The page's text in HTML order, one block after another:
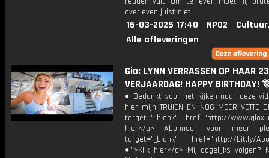
overleven juist niet.
16-03-2025 17:40 NPO2
Alle afleveringen
Gio: LYNN VERRASSEN OP HAAR
VERJAARDAG! HAPPY BIRTHDAY!
♦ Bedankt voor het kijken naar deze
hier mijn TRUIEN EN NOG MEER VETTE
target="_blank" href="http://
hier</a> Abonneer voor meer
target="_blank" href="http://bit.ly/
♦">Klik hier</a> Mij dagelijks volgen?